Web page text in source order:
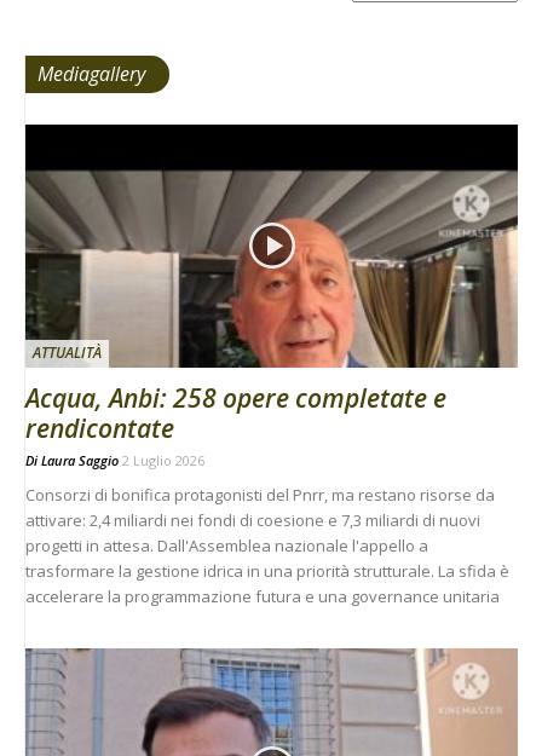
Mediagallery
ATTUALITÀ
Acqua, Anbi: 258 opere completate e
rendicontate
Di Laura Saggio 2 Luglio 2026
Consorzi di bonifica protagonisti del Pnrr, ma restano risorse da
attivare: 2,4 miliardi nei fondi di coesione e 7,3 miliardi di nuovi
progetti in attesa. Dall'Assemblea nazionale l'appello a
trasformare la gestione idrica in una priorità strutturale. La sfida è
accelerare la programmazione futura e una governance unitaria